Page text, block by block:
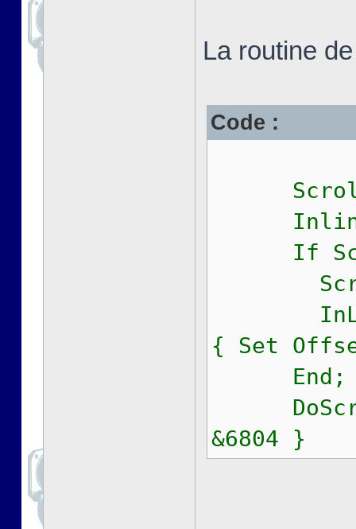
La routine
Code :
If
{ Set
End;
&6804 }